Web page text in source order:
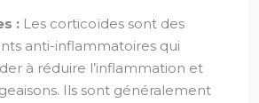
: Les corticoïdes sont des
anti-inflammatoires qui
à réduire l’inflammation et
Ils sont généralement